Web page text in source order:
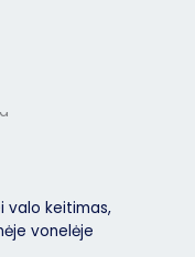
valo keitimas,
vonelėje